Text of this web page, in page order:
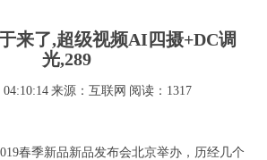
来了,超级视频AI四摄+DC调
光,289
04:10:14 来源：互联网 阅读：1317
春季新品新品发布会北京举办，历经几个